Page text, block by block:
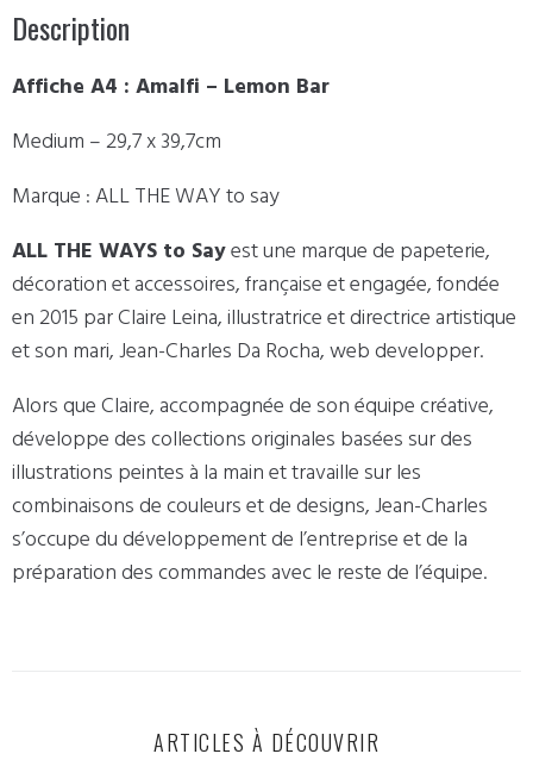
Description
Affiche A4 : Amalfi – Lemon Bar
Medium – 29,7 x 39,7cm
Marque : ALL THE WAY to say
ALL THE WAYS to Sayest une marque de papeterie,
décoration et accessoires, française et engagée, fondée
en 2015 par Claire Leina, illustratrice et directrice artistique
et son mari, Jean-Charles Da Rocha, web developper.
Alors que Claire, accompagnée de son équipe créative,
développe des collections originales basées sur des
illustrations peintes à la main et travaille sur les
combinaisons de couleurs et de designs, Jean-Charles
s’occupe du développement de l’entreprise et de la
préparation des commandes avec le reste de l’équipe.
ARTICLES À DÉCOUVRIR